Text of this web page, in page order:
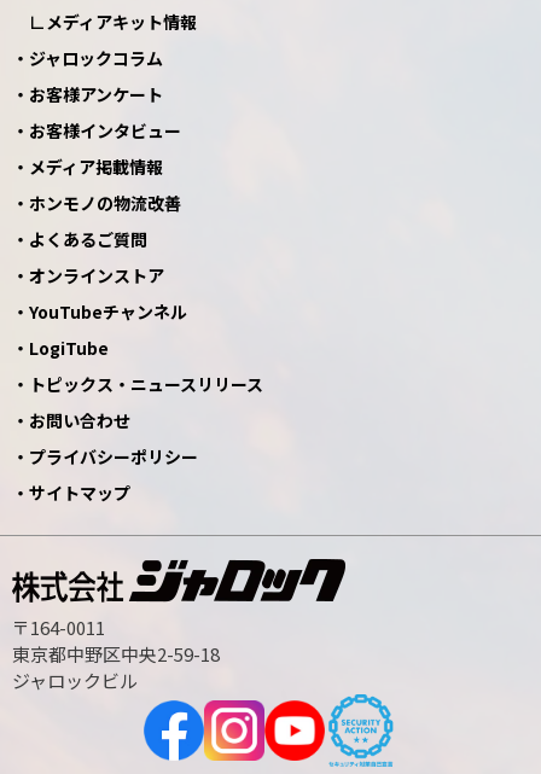
メディアキット情報
ジャロックコラム
お客様アンケート
お客様インタビュー
メディア掲載情報
ホンモノの物流改善
よくあるご質問
オンラインストア
YouTubeチャンネル
LogiTube
トピックス・ニュースリリース
お問い合わせ
プライバシーポリシー
サイトマップ
〒164-0011
東京都中野区中央2-59-18
ジャロックビル